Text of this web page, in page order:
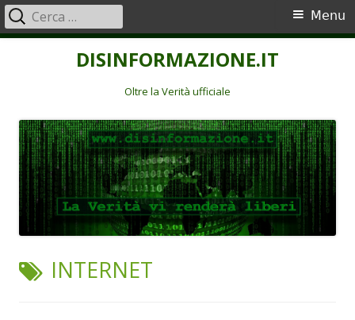
DISINFORMAZIONE.IT
Oltre la Verità ufficiale
Menu
principale
Menu
Ricerca
per:
TAG:
INTERNET